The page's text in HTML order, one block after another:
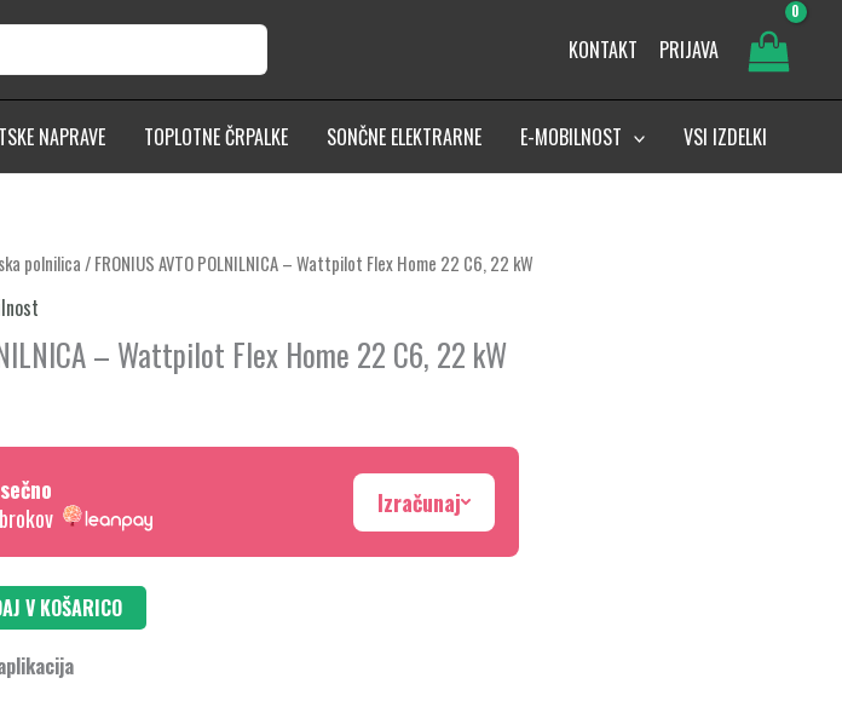
KONTAKT PRIJAVA
NAPRAVE TOPLOTNE ČRPALKE SONČNE ELEKTRARNE E-MOBILNOST VSI IZDELKI
polnilica/ FRONIUS AVTO POLNILNICA – Wattpilot Flex Home 22 C6, 22 kW
– Wattpilot Flex Home 22 C6, 22 kW
Izračunaj
V KOŠARICO